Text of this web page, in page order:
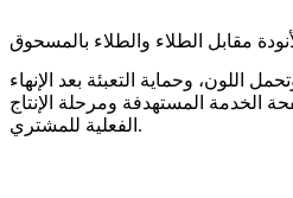
مقابل الطلاء والطلاء بالمسحوق
الخدمة المستهدفة ومرحلة الإنتاج
الفعلية للمشتري.